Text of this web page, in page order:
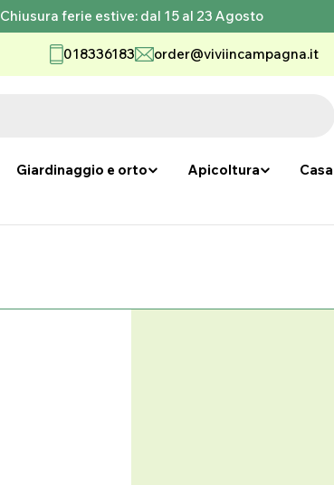
Chiusura ferie estive: dal 15 al 23 Agosto
018336183 order@viviincampagna.it
Giardinaggio e orto Apicoltura